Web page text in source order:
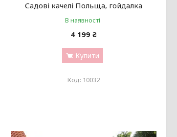
Садові качелі Польща, гойдалка
В наявності
4 199 ₴
Купити
10032